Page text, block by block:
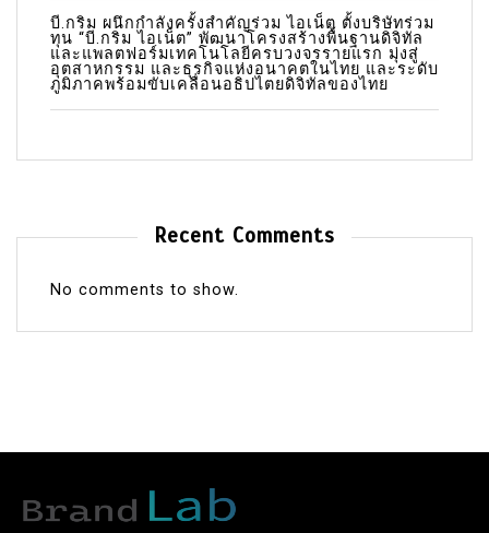
บี.กริม ผนึกกำลังครั้งสำคัญร่วม ไอเน็ต ตั้งบริษัทร่วม
ทุน “บี.กริม ไอเน็ต” พัฒนาโครงสร้างพื้นฐานดิจิทัล
และแพลตฟอร์มเทคโนโลยีครบวงจรรายแรก มุ่งสู่
อุตสาหกรรม และธุรกิจแห่งอนาคตในไทย และระดับ
ภูมิภาคพร้อมขับเคลื่อนอธิปไตยดิจิทัลของไทย
Recent Comments
No comments to show.